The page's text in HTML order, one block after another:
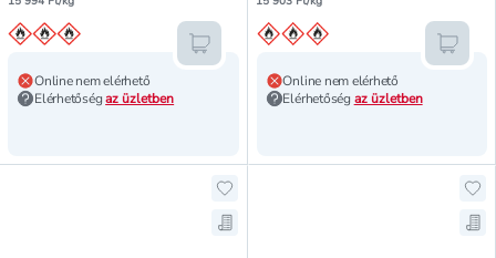
Online nem elérhető
Elérhetőségaz üzletben
Kosárba teszem
Online nem elérhető
Elérhetőség az üzletben
Hozzáadás a kedvencekhez,
Mentés a bevásárló listára,